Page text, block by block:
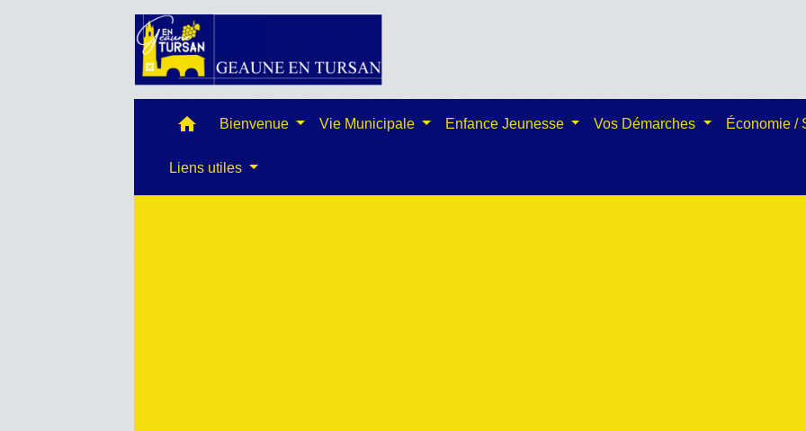
home Bienvenue Vie Municipale Enfance Jeunesse Vos Démarches Économie /
Liens utiles